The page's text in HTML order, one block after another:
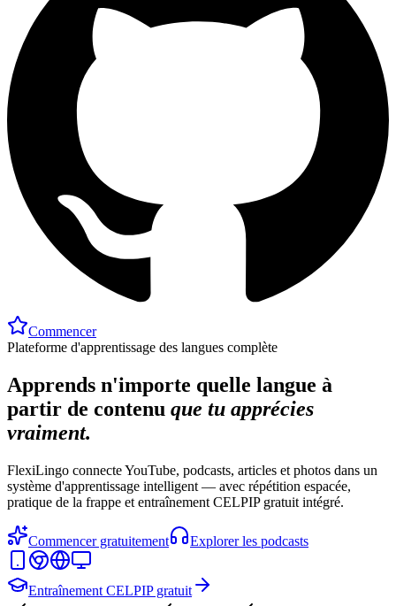
Commencer
Plateforme d'apprentissage des langues complète
Apprends n'importe quelle langue à
partir de contenu que tu apprécies
vraiment.
FlexiLingo connecte YouTube, podcasts, articles et photos dans un
système d'apprentissage intelligent — avec répétition espacée,
pratique de la frappe et entraînement CELPIP gratuit intégré.
Commencer gratuitement Explorer les podcasts
Entraînement CELPIP gratuit